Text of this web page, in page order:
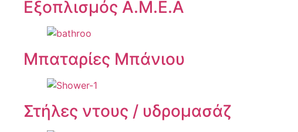
Εξοπλισμός Α.Μ.Ε.Α
Μπαταρίες Μπάνιου
Στήλες ντους / υδρομασάζ